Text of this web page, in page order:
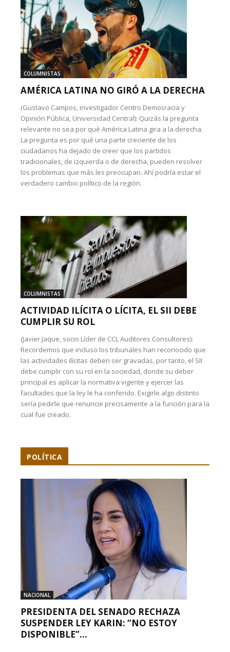
COLUMNISTAS
AMÉRICA LATINA NO GIRÓ A LA DERECHA
(Gustavo Campos, investigador Centro Democracia y
Opinión Pública, Universidad Central): Quizás la pregunta
relevante no sea por qué América Latina gira a la derecha.
La pregunta es por qué una parte creciente de los
ciudadanos ha dejado de creer que los partidos
tradicionales, de izquierda o de derecha, pueden resolver
los problemas que más les preocupan. Ahí podría estar el
verdadero cambio político de la región.
COLUMNISTAS
ACTIVIDAD ILÍCITA O LÍCITA, EL SII DEBE
CUMPLIR SU ROL
(Javier Jaque, socio Líder de CCL Auditores Consultores):
Recordemos que incluso los tribunales han reconocido que
las actividades ilícitas deben ser gravadas, por tanto, el SII
debe cumplir con su rol en la sociedad, donde su deber
principal es aplicar la normativa vigente y ejercer las
facultades que la ley le ha conferido. Exigirle algo distinto
sería pedirle que renuncie precisamente a la función para la
cual fue creado.
POLÍTICA
NACIONAL
PRESIDENTA DEL SENADO RECHAZA
SUSPENDER LEY KARIN: “NO ESTOY
DISPONIBLE”...